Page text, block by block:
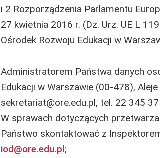
i 2 Rozporządzenia Parlamentu
27 kwietnia 2016 r. (Dz. Urz. UE L
Ośrodek Rozwoju Edukacji w
Administratorem Państwa danych
Edukacji w Warszawie (00-478),
sekretariat@ore.edu.pl, tel. 22 345
W sprawach dotyczących
Państwo skontaktować z
iod@ore.edu.pl;